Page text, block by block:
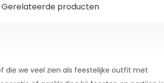
Gerelateerde producten
die we veel zien als feestelijke outfit met